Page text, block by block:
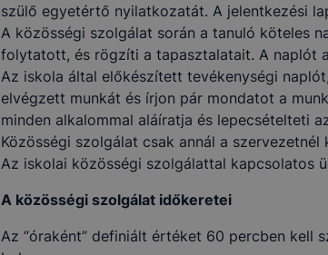
szülő egyetértő nyilatkozatát. A jelentkezési
A közösségi szolgálat során a tanuló köteles
folytatott, és rögzíti a tapasztalatait. A naplót
Az iskola által előkészített tevékenységi
elvégzett munkát és írjon pár mondatot a
minden alkalommal aláíratja és lepecsételteti
Közösségi szolgálat csak annál a
Az iskolai közösségi szolgálattal kapcsolatos
A közösségi szolgálat időkeretei
Az “óraként” definiált értéket 60 percben kell
A BGSZC
➢ információ
annak
leginkább, így
élményt, ha ismét
➢ honlap
Feltétlenül
Ezek a cookie-k
oldalakon végzett